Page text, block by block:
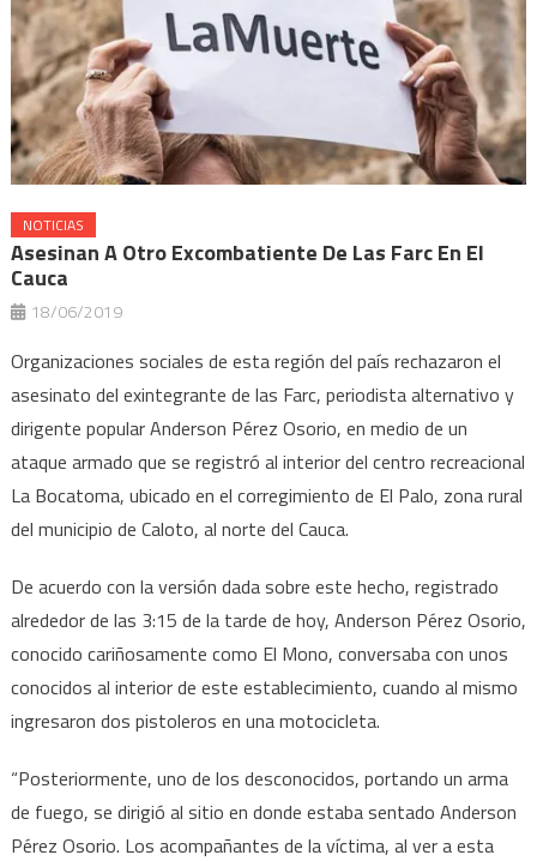
NOTICIAS
Asesinan A Otro Excombatiente De Las Farc En El
Cauca
18/06/2019
Organizaciones sociales de esta región del país rechazaron el
asesinato del exintegrante de las Farc, periodista alternativo y
dirigente popular Anderson Pérez Osorio, en medio de un
ataque armado que se registró al interior del centro recreacional
La Bocatoma, ubicado en el corregimiento de El Palo, zona rural
del municipio de Caloto, al norte del Cauca.
De acuerdo con la versión dada sobre este hecho, registrado
alrededor de las 3:15 de la tarde de hoy, Anderson Pérez Osorio,
conocido cariñosamente como El Mono, conversaba con unos
conocidos al interior de este establecimiento, cuando al mismo
ingresaron dos pistoleros en una motocicleta.
“Posteriormente, uno de los desconocidos, portando un arma
de fuego, se dirigió al sitio en donde estaba sentado Anderson
Pérez Osorio. Los acompañantes de la víctima, al ver a esta